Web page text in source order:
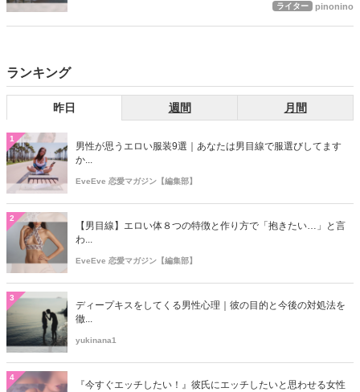
ライター pinonino
ランキング
昨日 週間 月間
1
男性が思うエロい服装9選｜あなたは男目線で服選びしてます
か...
EveEve 恋愛マガジン【編集部】
2
【男目線】エロい体８つの特徴と作り方で「抱きたい…」と言
わ...
EveEve 恋愛マガジン【編集部】
3
ディープキスをしてくる男性心理｜彼の目的と今後の対処法を
徹...
yukinana1
4
『今すぐエッチしたい！』彼氏にエッチしたいと思わせる女性